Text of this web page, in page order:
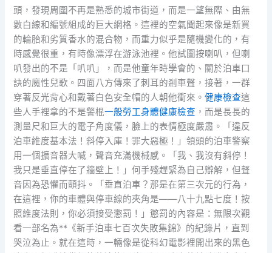
頭，發現周圍不再是熟悉的城市街道，而是一望無際、由無
數白線和編號組成的巨大網格。這裡的空氣聞起來像是新買
的輪胎和劣質香水的混合物，而重力似乎是隨機變化的，有
時感覺很重，有時像漂浮在游泳池裡。他試圖按喇叭，但喇
叭發出的不是「叭叭」，而是他童年時學會的、關於泊車口
訣的魔性兒歌。四面八方傳來了刺耳的剎車聲，接著，一群
穿著反光背心和戴著白色安全帽的人朝他衝來。健康檢查這
些人手裡拿的不是警棍一般勞工身體健康檢查 ，而是長長的
測量尺和巨大的電子角度儀，臉上的表情極度嚴肅。「違反
泊車維度基本法！斜停入庫！罪大惡極！」領頭的泊車警察
用一個擴音器大喊，聲音充滿機械感。「我、我沒有斜停！
我只是垂直停在了牆壁上！」何手殘趕緊為自己辯解，但聲
音因為恐懼而顫抖。「垂直泊車？那是在第三次元的行為，
在這裡，你的車體與停車線的夾角是——八十九點七度！按
照維度法則，你必須接受懲罰！」懲罰的內容是：無限次觀
看一部名為**《新手泊車七百次失敗集錦》的紀錄片，直到
哭泣為止。就在這時，一輛像是從科幻電影裡開出來的黑色